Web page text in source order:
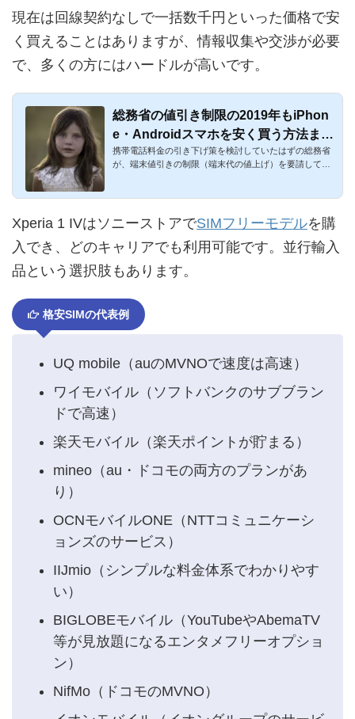
現在は回線契約なしで一括数千円といった価格で安
く買えることはありますが、情報収集や交渉が必要
で、多くの方にはハードルが高いです。
総務省の値引き制限の2019年もiPhon
e・Androidスマホを安く買う方法まと
め
携帯電話料金の引き下げ策を検討していたはずの総務省
が、端末値引きの制限（端末代の値上げ）を要請して、
Xperia 1 IVはソニーストアでSIMフリーモデルを購
入でき、どのキャリアでも利用可能です。並行輸入
品という選択肢もあります。
格安SIMの代表例
UQ mobile（auのMVNOで速度は高速）
ワイモバイル（ソフトバンクのサブブラン
ドで高速）
楽天モバイル（楽天ポイントが貯まる）
mineo（au・ドコモの両方のプランがあ
り）
OCNモバイルONE（NTTコミュニケーシ
ョンズのサービス）
IIJmio（シンプルな料金体系でわかりやす
い）
BIGLOBEモバイル（YouTubeやAbemaTV
等が見放題になるエンタメフリーオプショ
ン）
NifMo（ドコモのMVNO）